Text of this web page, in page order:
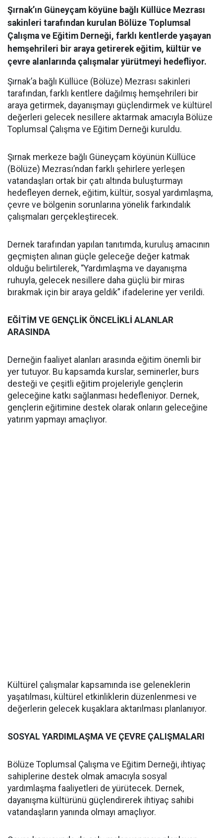
Şırnak’ın Güneyçam köyüne bağlı Küllüce Mezrası
sakinleri tarafından kurulan Bölüze Toplumsal
Çalışma ve Eğitim Derneği, farklı kentlerde yaşayan
hemşehrileri bir araya getirerek eğitim, kültür ve
çevre alanlarında çalışmalar yürütmeyi hedefliyor.
Şırnak’a bağlı Küllüce (Bölüze) Mezrası sakinleri
tarafından, farklı kentlere dağılmış hemşehrileri bir
araya getirmek, dayanışmayı güçlendirmek ve kültürel
değerleri gelecek nesillere aktarmak amacıyla Bölüze
Toplumsal Çalışma ve Eğitim Derneği kuruldu.
Şırnak merkeze bağlı Güneyçam köyünün Küllüce
(Bölüze) Mezrası’ndan farklı şehirlere yerleşen
vatandaşları ortak bir çatı altında buluşturmayı
hedefleyen dernek, eğitim, kültür, sosyal yardımlaşma,
çevre ve bölgenin sorunlarına yönelik farkındalık
çalışmaları gerçekleştirecek.
Dernek tarafından yapılan tanıtımda, kuruluş amacının
geçmişten alınan güçle geleceğe değer katmak
olduğu belirtilerek, “Yardımlaşma ve dayanışma
ruhuyla, gelecek nesillere daha güçlü bir miras
bırakmak için bir araya geldik” ifadelerine yer verildi.
EĞİTİM VE GENÇLİK ÖNCELİKLİ ALANLAR
ARASINDA
Derneğin faaliyet alanları arasında eğitim önemli bir
yer tutuyor. Bu kapsamda kurslar, seminerler, burs
desteği ve çeşitli eğitim projeleriyle gençlerin
geleceğine katkı sağlanması hedefleniyor. Dernek,
gençlerin eğitimine destek olarak onların geleceğine
yatırım yapmayı amaçlıyor.
Kültürel çalışmalar kapsamında ise geleneklerin
yaşatılması, kültürel etkinliklerin düzenlenmesi ve
değerlerin gelecek kuşaklara aktarılması planlanıyor.
SOSYAL YARDIMLAŞMA VE ÇEVRE ÇALIŞMALARI
Bölüze Toplumsal Çalışma ve Eğitim Derneği, ihtiyaç
sahiplerine destek olmak amacıyla sosyal
yardımlaşma faaliyetleri de yürütecek. Dernek,
dayanışma kültürünü güçlendirerek ihtiyaç sahibi
vatandaşların yanında olmayı amaçlıyor.